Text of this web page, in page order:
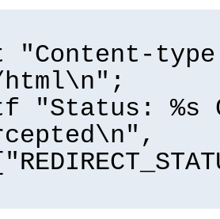
"Content-
"Status: %s